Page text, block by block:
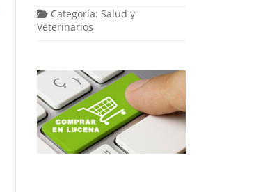
Categoría:Salud y
Veterinarios